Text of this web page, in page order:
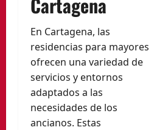
En Cartagena, las
residencias para mayores
ofrecen una variedad de
servicios y entornos
adaptados a las
necesidades de los
ancianos. Estas